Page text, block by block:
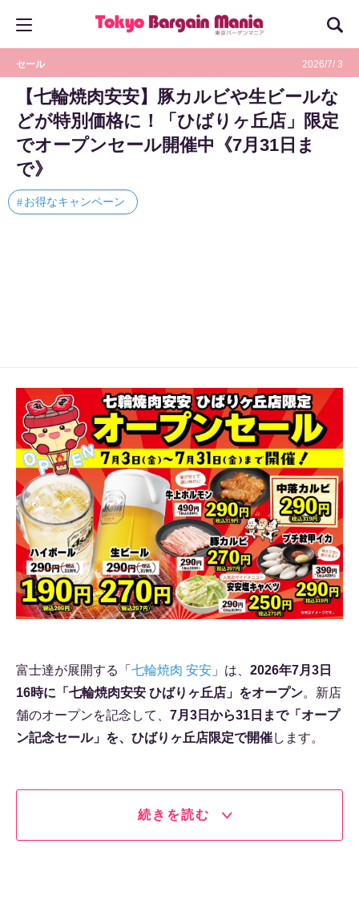
セール 2026/7/ 3
【七輪焼肉安安】豚カルビや生ビールな
どが特別価格に！「ひばりヶ丘店」限定
でオープンセール開催中《7月31日ま
で》
お得なキャンペーン
富士達が展開する「 七輪焼肉 安安 」は、 2026年7月3日
16時に「七輪焼肉安安 ひばりヶ丘店」をオープン。新店
舗のオープンを記念して、 7月3日から31日まで「オープ
ン記念セール」を、ひばりヶ丘店限定で開催します。
続きを読む